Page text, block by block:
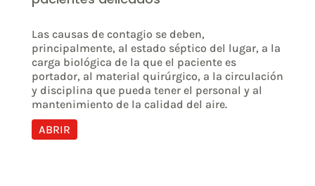
Las causas de contagio se deben,
principalmente, al estado séptico del lugar, a la
carga biológica de la que el paciente es
portador, al material quirúrgico, a la circulación
y disciplina que pueda tener el personal y al
mantenimiento de la calidad del aire.
ABRIR